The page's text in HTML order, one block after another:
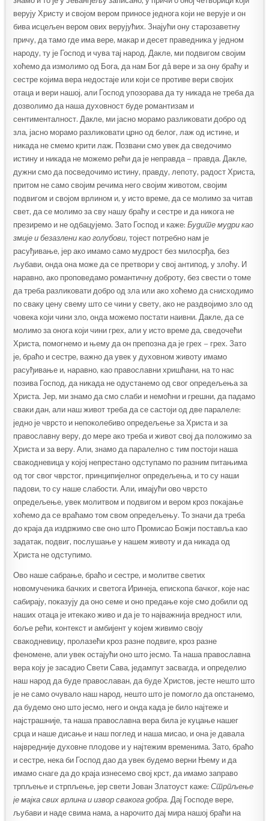
верују Христу и својом вером приносе једнога који не верује и он
бива исцељен вером ових верујућих. Знајући ону старозаветну
причу, да тамо где има вере, макар и десет праведника у једном
народу, ту је Господ и чува тај народ. Дакле, ми подвигом својим
хоћемо да измолимо од Бога, да нам Бог дâ вере и за ону браћу и
сестре којима вера недостаје или који се противе вери својих
отаца и вери нашој, али Господ упозорава да ту никада не треба да
дозволимо да наша духовност буде романтизам и
сентименталност. Дакле, ми јасно морамо разликовати добро од
зла, јасно морамо разликовати црно од белог, лаж од истине, и
никада не смемо крити лаж. Позвани смо увек да сведочимо
истину и никада не можемо рећи да је неправда – правда. Дакле,
дужни смо да посведочимо истину, правду, лепоту, радост Христа,
притом не само својим речима него својим животом, својим
подвигом и својом врлином и, у исто време, да се молимо за читав
свет, да се молимо за сву нашу браћу и сестре и да никога не
презиремо и не одбацујемо. Зато Господ и каже:Будите мудри као
змије и безазлени као голубови, тојест потребно нам је
расуђивање, јер ако имамо само мудрост без милосрђа, без
љубави, онда она може да се претвори у свој антипод, у злоћу. И
наравно, ако проповедамо романтичну доброту, без свести о томе
да треба разликовати добро од зла или ако хоћемо да снисходимо
по сваку цену свему што се чини у свету, ако не раздвојимо зло од
човека који чини зло, онда можемо постати наивни. Дакле, да се
молимо за онога који чини грех, али у исто време да, сведочећи
Христа, помогнемо и њему да он препозна да је грех – грех. Зато
је, браћо и сестре, важно да увек у духовном животу имамо
расуђивање и, наравно, као православни хришћани, на то нас
позива Господ, да никада не одустанемо од свог опредељења за
Христа. Јер, ми знамо да смо слаби и немоћни и грешни, да падамо
сваки дан, али наш живот треба да се састоји од две паралеле:
једно је чврсто и непоколебиво опредељење за Христа и за
православну веру, до мере ако треба и живот свој да положимо за
Христа и за веру. Али, знамо да паралелно с тим постоји наша
свакодневица у којој непрестано одступамо по разним питањима
од тог свог чврстог, принципијелног опредељења, и то су наши
падови, то су наше слабости. Али, имајући ово чврсто
опредељење, увек молитвом и подвигом и вером кроз покајање
хоћемо да се враћамо том свом опредељењу. То значи да треба
до краја да издржимо све оно што Промисао Божји поставља као
задатак, подвиг, послушање у нашем животу и да никада од
Христа не одступимо.
Ово наше сабрање, браћо и сестре, и молитве светих
новомученика бачких и светога Иринеја, епископа бачког, које нас
сабирају, показују да оно семе и оно предање које смо добили од
наших отаца је итекако живо и да је то најважнија вредност или,
боље рећи, контекст и амбијент у којем живимо своју
свакодневицу, пролазећи кроз разне подвиге, кроз разне
феномене, али увек остајући оно што јесмо. Та наша православна
вера коју је засадио Свети Сава, једампут засвагда, и определио
наш народ да буде православан, да буде Христов, јесте нешто што
је не само очувало наш народ, нешто што је помогло да опстанемо,
да будемо оно што јесмо, него и онда када је било најтеже и
најстрашније, та наша православна вера била је куцање нашег
срца и наше дисање и наш поглед и наша мисао, и она је давала
највредније духовне плодове и у најтежим временима. Зато, браћо
и сестре, нека би Господ дао да увек будемо верни Њему и да
имамо снаге да до краја изнесемо свој крст, да имамо заправо
трпљење и стрпљење, јер свети Јован Златоуст каже:Стрпљење
је мајка свих врлина и извор свакога добра. Дај Господе вере,
љубави и наде свима нама, а нарочито дај мира нашој браћи на